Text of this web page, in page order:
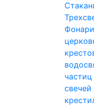
частиц
свечей